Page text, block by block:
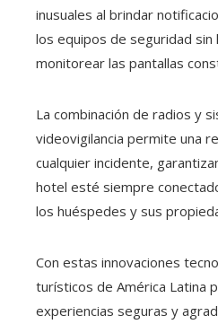
inusuales al brindar
los equipos de seguridad sin
monitorear las pantallas
La combinación de radios y
videovigilancia permite una
cualquier incidente,
hotel esté siempre
los huéspedes y sus
Con estas innovaciones
turísticos de América Latina
experiencias seguras y